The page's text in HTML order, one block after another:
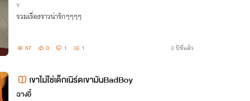
Y
รวมเรื่องราวน่ารักๆๆๆๆ
67 0 1 1 3 ปีที่แล้ว
เขาไม่ใช่เด็กเนิร์ดเขามันBadBoy
ฉางอี้